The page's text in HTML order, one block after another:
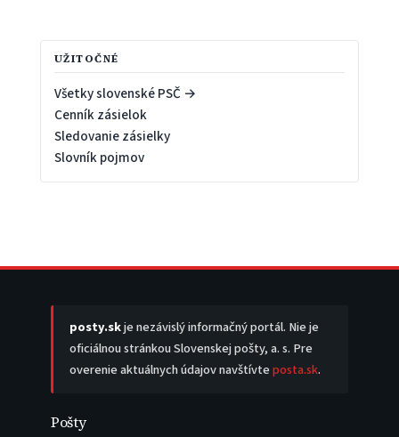
UŽITOČNÉ
Všetky slovenské PSČ →
Cenník zásielok
Sledovanie zásielky
Slovník pojmov
posty.skje nezávislý informačný portál. Nie je
oficiálnou stránkou Slovenskej pošty, a. s. Pre
overenie aktuálnych údajov navštívteposta.sk.
Pošty